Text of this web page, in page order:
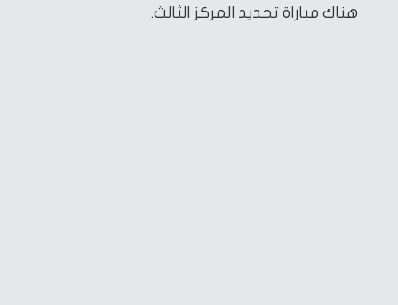
هناك مباراة تحديد المركز الثالث.